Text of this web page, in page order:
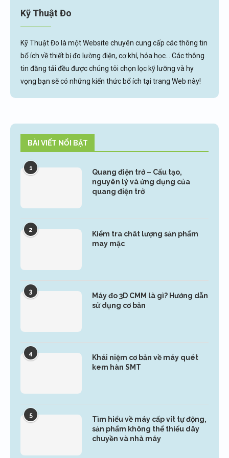
Kỹ Thuật Đo
Kỹ Thuật Đo là một Website chuyên cung cấp các thông tin
bổ ích về thiết bị đo lường điện, cơ khí, hóa học... Các thông
tin đăng tải đều được chúng tôi chọn lọc kỹ lưỡng và hy
vọng bạn sẽ có những kiến thức bổ ích tại trang Web này!
BÀI VIẾT NỔI BẬT
1
Quang điện trở – Cấu tạo,
nguyên lý và ứng dụng của
quang điện trở
2
Kiểm tra chât lượng sản phẩm
may mặc
3
Máy đo 3D CMM là gì? Hướng dẫn
sử dụng cơ bản
4
Khái niệm cơ bản về máy quét
kem hàn SMT
5
Tìm hiểu về máy cấp vít tự động,
sản phẩm không thể thiếu dây
chuyền và nhà máy